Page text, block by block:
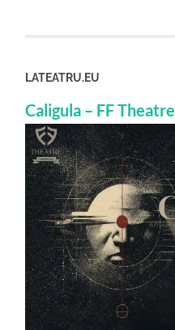
LATEATRU.EU
Caligula – FF Theatre